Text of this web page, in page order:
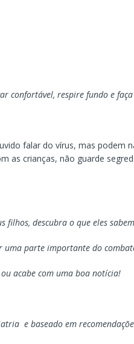
confortável, respire fundo e
falar do vírus, mas podem
as crianças, não guarde
filhos, descubra o que eles
uma parte importante do
acabe com uma boa notícia!
e baseado em